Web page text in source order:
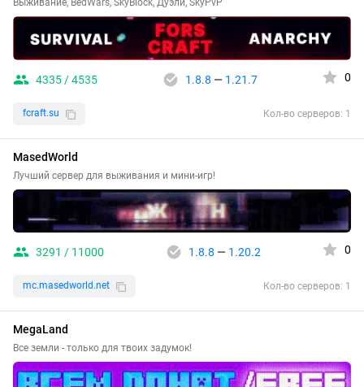
Выживание, BedWars, SkyBlock, Дуэли, SkyPvP
4335 / 4535 1.8.8 — 1.21.7 0
fcraft.su Кол-во серверов: 1
MasedWorld
Лучший сервер для выживания и мини-игр!
3291 / 11000 1.8.8 — 1.20.2 0
mc.masedworld.net Кол-во серверов: 1
MegaLand
Все земли - только для твоих задумок!